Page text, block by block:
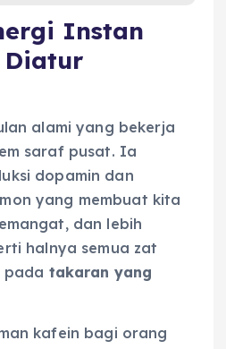
Instan
Diatur
alami yang bekerja
saraf pusat. Ia
dopamin dan
yang membuat kita
dan lebih
halnya semua zat
pada takaran yang
kafein bagi orang